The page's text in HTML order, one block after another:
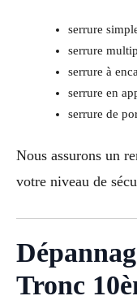
serrure
serrure
serrure à
serrure en
serrure de
Nous assurons un
votre niveau de
Tronc